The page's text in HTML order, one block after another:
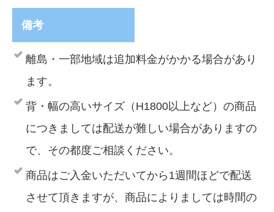
備考
離島・一部地域は追加料金がかかる場合があり
ます。
背・幅の高いサイズ（H1800以上など）の商品
につきましては配送が難しい場合がありますの
で、その都度ご相談ください。
商品はご入金いただいてから1週間ほどで配送
させて頂きますが、商品によりましては時間の